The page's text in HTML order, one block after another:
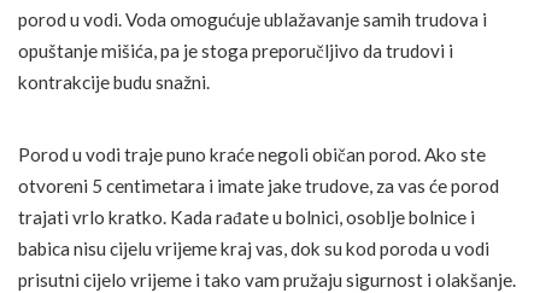
porod u vodi. Voda omogućuje ublažavanje samih trudova i
opuštanje mišića, pa je stoga preporučljivo da trudovi i
kontrakcije budu snažni.
Porod u vodi traje puno kraće negoli običan porod. Ako ste
otvoreni 5 centimetara i imate jake trudove, za vas će porod
trajati vrlo kratko. Kada rađate u bolnici, osoblje bolnice i
babica nisu cijelu vrijeme kraj vas, dok su kod poroda u vodi
prisutni cijelo vrijeme i tako vam pružaju sigurnost i olakšanje.